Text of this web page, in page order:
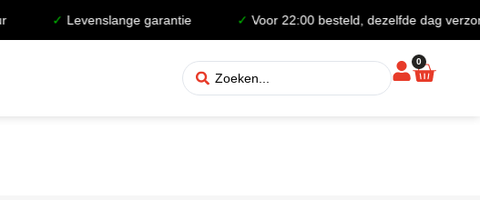
✓Levenslange garantie ✓Voor 22:00 besteld, dezelfde dag
0